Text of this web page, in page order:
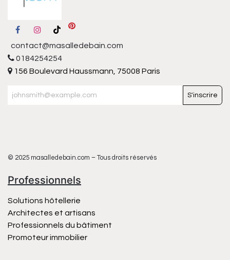
contact@masalledebain.com
0184254254
156 Boulevard Haussmann, 75008 Paris
S'inscrire
© 2025 masalledebain.com – Tous droits réservés
Professionnels
Solutions hôtellerie
Architectes et artisans
Professionnels du bâtiment
Promoteur immobilier